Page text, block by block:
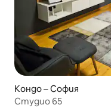
Кондо – София
Студио 65